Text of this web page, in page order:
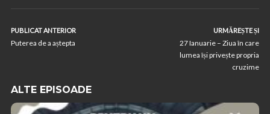
PUBLICAT ANTERIOR
Puterea de a aștepta
URMĂREȘTE ȘI
27 Ianuarie – Ziua în care
lumea își privește propria
cruzime
ALTE EPISOADE